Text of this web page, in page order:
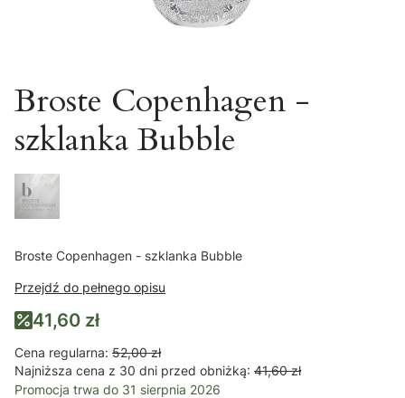
Broste Copenhagen -
szklanka Bubble
Broste Copenhagen - szklanka Bubble
Przejdź do pełnego opisu
41,60 zł
Cena regularna: 52,00 zł
Najniższa cena z 30 dni przed obniżką: 41,60 zł
Promocja trwa do 31 sierpnia 2026